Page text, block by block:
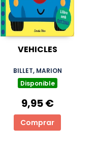
VEHICLES
BILLET, MARION
Disponible
9,95 €
Comprar